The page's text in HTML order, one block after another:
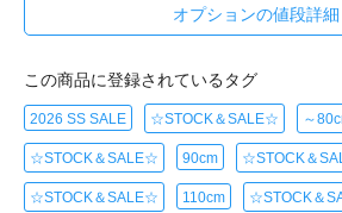
オプションの値段詳細
この商品に登録されているタグ
2026 SS SALE ☆STOCK＆SALE☆ ～
☆STOCK＆SALE☆ 90cm ☆STOCK＆
☆STOCK＆SALE☆ 110cm ☆STOCK＆